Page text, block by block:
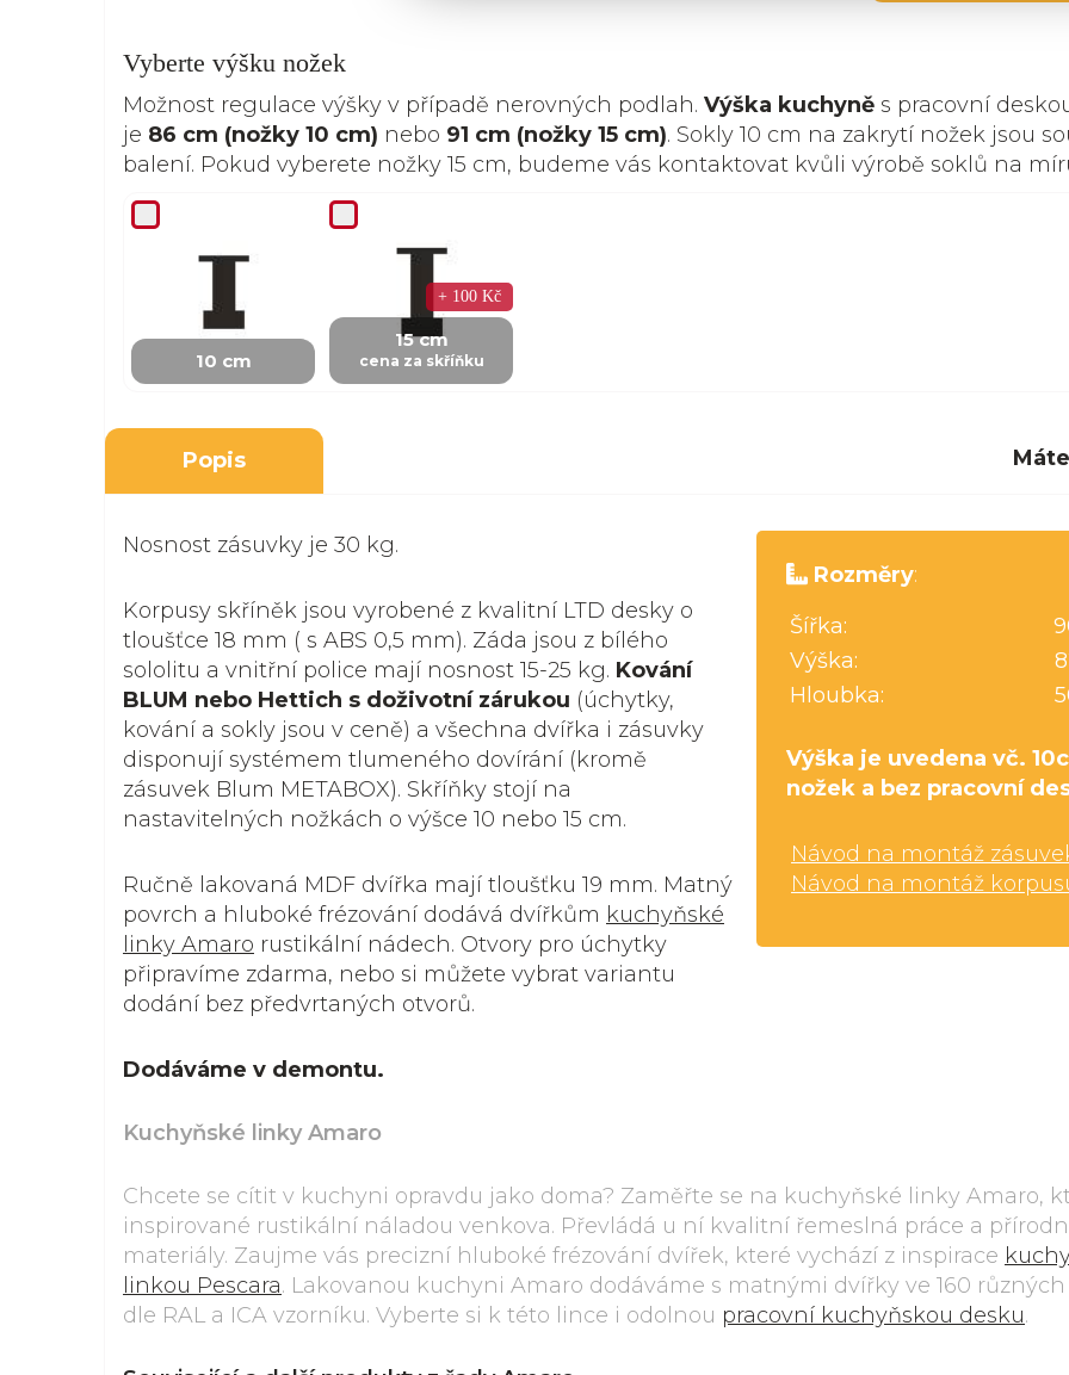
Vyberte výšku nožek
Možnost regulace výšky v případě nerovných podlah. Výška kuchyně s pracovní
je 86 cm (nožky 10 cm) nebo 91 cm (nožky 15 cm). Sokly 10 cm na zakrytí nožek jsou
balení. Pokud vyberete nožky 15 cm, budeme vás kontaktovat kvůli výrobě soklů na
10 cm
15 cm
cena za skříňku
+ 100 Kč
Popis
Rozměry:
Šířka:
Výška:
Hloubka:
Výška je uvedena vč.
nožek a bez pracovní
Návod na montáž
Návod na montáž
Nosnost zásuvky je 30 kg.
Korpusy skříněk jsou vyrobené z kvalitní LTD desky o
tloušťce 18 mm ( s ABS 0,5 mm). Záda jsou z bílého
sololitu a vnitřní police mají nosnost 15-25 kg. Kování
BLUM nebo Hettich s doživotní zárukou (úchytky,
kování a sokly jsou v ceně) a všechna dvířka i zásuvky
disponují systémem tlumeného dovírání (kromě
zásuvek Blum METABOX). Skříňky stojí na
nastavitelných nožkách o výšce 10 nebo 15 cm.
Ručně lakovaná MDF dvířka mají tloušťku 19 mm. Matný
povrch a hluboké frézování dodává dvířkům kuchyňské
linky Amaro rustikální nádech. Otvory pro úchytky
připravíme zdarma, nebo si můžete vybrat variantu
dodání bez předvrtaných otvorů.
Dodáváme v demontu.
Kuchyňské linky Amaro
Chcete se cítit v kuchyni opravdu jako doma? Zaměřte se na kuchyňské linky Amaro,
inspirované rustikální náladou venkova. Převládá u ní kvalitní řemeslná práce a
materiály. Zaujme vás precizní hluboké frézování dvířek, které vychází z inspirace
linkou Pescara. Lakovanou kuchyni Amaro dodáváme s matnými dvířky ve 160
dle RAL a ICA vzorníku. Vyberte si k této lince i odolnou pracovní kuchyňskou desku.